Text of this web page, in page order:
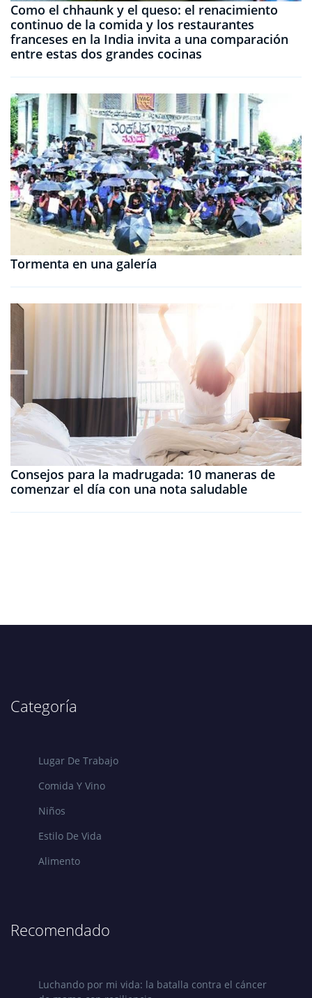
Como el chhaunk y el queso: el renacimiento
continuo de la comida y los restaurantes
franceses en la India invita a una comparación
entre estas dos grandes cocinas
Tormenta en una galería
Consejos para la madrugada: 10 maneras de
comenzar el día con una nota saludable
Categoría
Lugar De Trabajo
Comida Y Vino
Niños
Estilo De Vida
Alimento
Recomendado
Luchando por mi vida: la batalla contra el cáncer